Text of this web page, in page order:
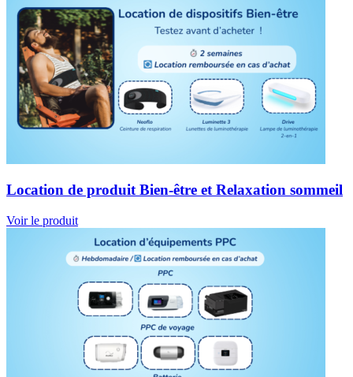
Location de produit Bien-être et Relaxation sommeil
Voir le produit